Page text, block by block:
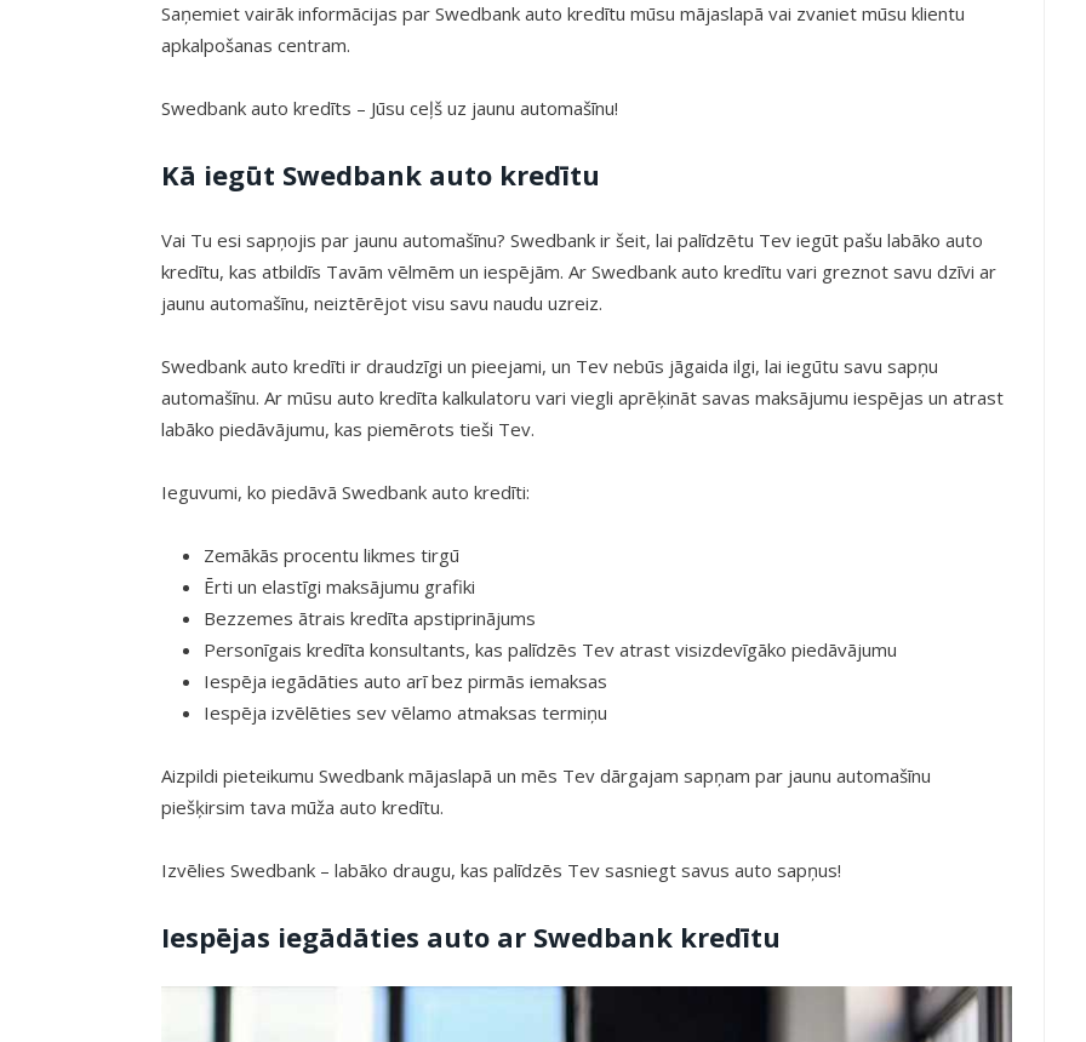
Saņemiet vairāk informācijas par Swedbank auto kredītu mūsu mājaslapā vai zvaniet mūsu klientu
apkalpošanas centram.
Swedbank auto kredīts – Jūsu ceļš uz jaunu automašīnu!
Kā iegūt Swedbank auto kredītu
Vai Tu esi sapņojis par jaunu automašīnu? Swedbank ir šeit, lai palīdzētu Tev iegūt pašu labāko auto
kredītu, kas atbildīs Tavām vēlmēm un iespējām. Ar Swedbank auto kredītu vari greznot savu dzīvi ar
jaunu automašīnu, neiztērējot visu savu naudu uzreiz.
Swedbank auto kredīti ir draudzīgi un pieejami, un Tev nebūs jāgaida ilgi, lai iegūtu savu sapņu
automašīnu. Ar mūsu auto kredīta kalkulatoru vari viegli aprēķināt savas maksājumu iespējas un atrast
labāko piedāvājumu, kas piemērots tieši Tev.
Ieguvumi, ko piedāvā Swedbank auto kredīti:
Zemākās procentu likmes tirgū
Ērti un elastīgi maksājumu grafiki
Bezzemes ātrais kredīta apstiprinājums
Personīgais kredīta konsultants, kas palīdzēs Tev atrast visizdevīgāko piedāvājumu
Iespēja iegādāties auto arī bez pirmās iemaksas
Iespēja izvēlēties sev vēlamo atmaksas termiņu
Aizpildi pieteikumu Swedbank mājaslapā un mēs Tev dārgajam sapņam par jaunu automašīnu
piešķirsim tava mūža auto kredītu.
Izvēlies Swedbank – labāko draugu, kas palīdzēs Tev sasniegt savus auto sapņus!
Iespējas iegādāties auto ar Swedbank kredītu